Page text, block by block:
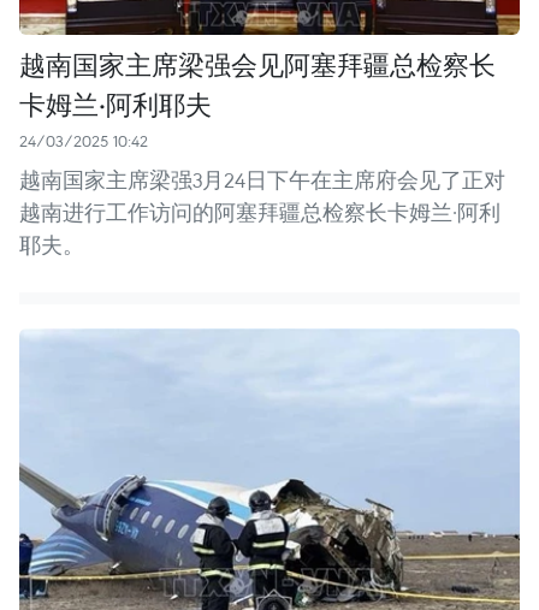
越南国家主席梁强会见阿塞拜疆总检察长
卡姆兰·阿利耶夫
24/03/2025 10:42
越南国家主席梁强3月24日下午在主席府会见了正对
越南进行工作访问的阿塞拜疆总检察长卡姆兰·阿利
耶夫。